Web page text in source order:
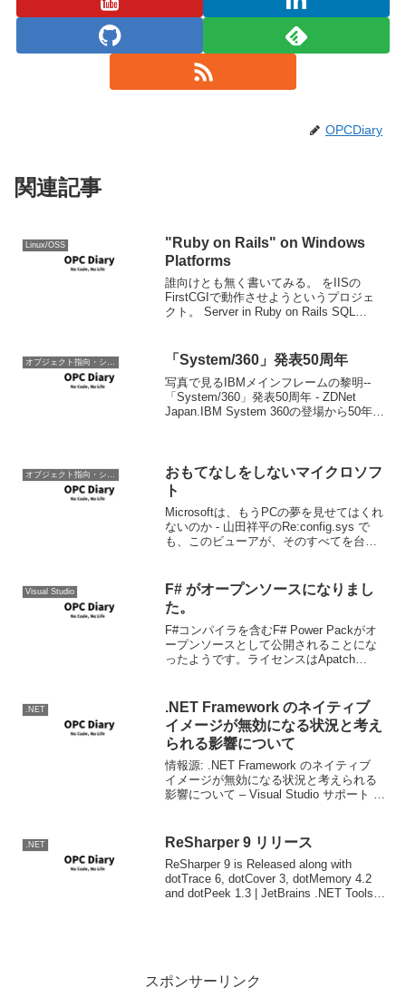
OPCDiary
関連記事
Linux/OSS
"Ruby on Rails" on Windows
Platforms
誰向けとも無く書いてみる。 をIISの
FirstCGIで動作させようというプロジェ
クト。 Server in Ruby on Rails SQL
Wind...
オブジェクト指向・システム開発 「System/360」発表50周年
写真で見るIBMメインフレームの黎明--
「System/360」発表50周年 - ZDNet
Japan.IBM System 360の登場から50年。
オブジェクト指向・システム開発
おもてなしをしないマイクロソフ
ト
Microsoftは、もうPCの夢を見せてはくれ
ないのか - 山田祥平のRe:config.sys で
も、このビューアが、そのすべてを台無
にあって、このユーザーエク...
Visual Studio
F# がオープンソースになりまし
た。
F#コンパイラを含むF# Power Packがオ
ープンソースとして公開されることにな
ったようです。ライセンスはApatch
.NET
.NET Framework のネイティブ
イメージが無効になる状況と考え
られる影響について
情報源: .NET Framework のネイティブ
イメージが無効になる状況と考えられる
影響について – Visual Studio サポート チ
る...
.NET ReSharper 9 リリース
ReSharper 9 is Released along with
dotTrace 6, dotCover 3, dotMemory 4.2
and dotPeek 1.3 | JetBrains .NET Tools
スポンサーリンク